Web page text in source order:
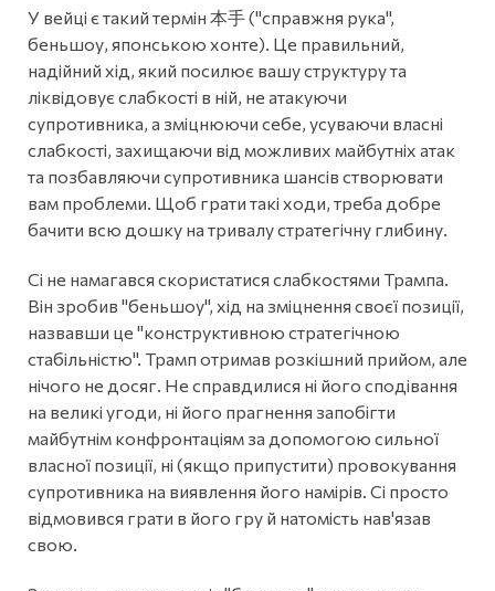
У вейці є такий термін 本手 ("справжня рука",
беньшоу, японською хонте). Це правильний,
надійний хід, який посилює вашу структуру та
ліквідовує слабкості в ній, не атакуючи
супротивника, а зміцнюючи себе, усуваючи власні
слабкості, захищаючи від можливих майбутніх атак
та позбавляючи супротивника шансів створювати
вам проблеми. Щоб грати такі ходи, треба добре
бачити всю дошку на тривалу стратегічну глибину.
Сі не намагався скористатися слабкостями Трампа.
Він зробив "беньшоу", хід на зміцнення своєї позиції,
назвавши це "конструктивною стратегічною
стабільністю". Трамп отримав розкішний прийом, але
нічого не досяг. Не справдилися ні його сподівання
на великі угоди, ні його прагнення запобігти
майбутнім конфронтаціям за допомогою сильної
власної позиції, ні (якщо припустити) провокування
супротивника на виявлення його намірів. Сі просто
відмовився грати в його гру й натомість нав'язав
свою.